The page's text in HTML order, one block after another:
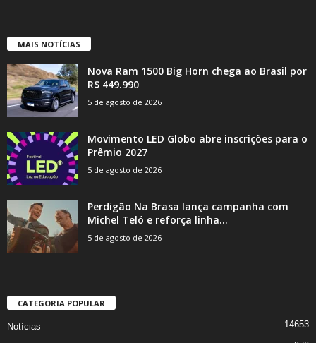
MAIS NOTÍCIAS
Nova Ram 1500 Big Horn chega ao Brasil por
R$ 449.990
5 de agosto de 2026
Movimento LED Globo abre inscrições para o
Prêmio 2027
5 de agosto de 2026
Perdigão Na Brasa lança campanha com
Michel Teló e reforça linha...
5 de agosto de 2026
CATEGORIA POPULAR
Notícias 14653